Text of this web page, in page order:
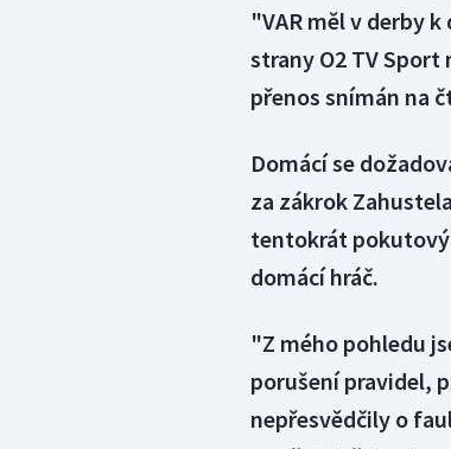
"VAR měl v derby
strany O2 TV
přenos snímán na
Domácí se
za zákrok
tentokrát pokutový
domácí hráč.
"Z mého pohledu
porušení pravidel,
nepřesvědčily o